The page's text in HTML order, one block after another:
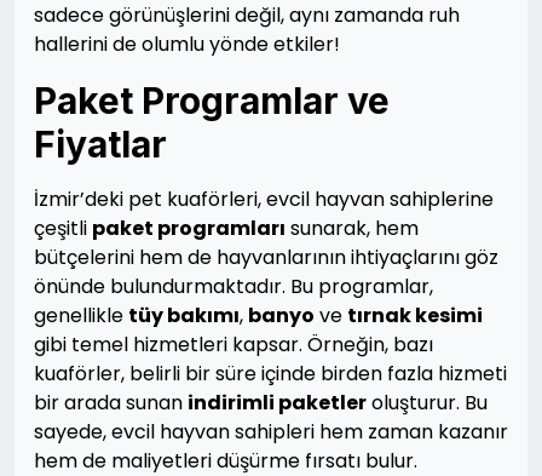
sadece görünüşlerini değil, aynı zamanda ruh
hallerini de olumlu yönde etkiler!
Paket Programlar ve
Fiyatlar
İzmir’deki pet kuaförleri, evcil hayvan sahiplerine
çeşitli paket programları sunarak, hem
bütçelerini hem de hayvanlarının ihtiyaçlarını göz
önünde bulundurmaktadır. Bu programlar,
genellikle tüy bakımı, banyo ve tırnak kesimi
gibi temel hizmetleri kapsar. Örneğin, bazı
kuaförler, belirli bir süre içinde birden fazla hizmeti
bir arada sunan indirimli paketleroluşturur. Bu
sayede, evcil hayvan sahipleri hem zaman kazanır
hem de maliyetleri düşürme fırsatı bulur.